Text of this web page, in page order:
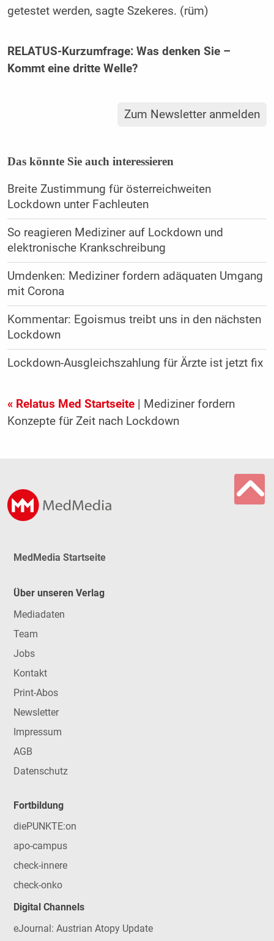
getestet werden, sagte Szekeres. (rüm)
RELATUS-Kurzumfrage: Was denken Sie –
Kommt eine dritte Welle?
Zum Newsletter anmelden
Das könnte Sie auch interessieren
Breite Zustimmung für österreichweiten
Lockdown unter Fachleuten
So reagieren Mediziner auf Lockdown und
elektronische Krankschreibung
Umdenken: Mediziner fordern adäquaten Umgang
mit Corona
Kommentar: Egoismus treibt uns in den nächsten
Lockdown
Lockdown-Ausgleichszahlung für Ärzte ist jetzt fix
« Relatus Med Startseite| Mediziner fordern
Konzepte für Zeit nach Lockdown
MedMedia Startseite
Über unseren Verlag
Mediadaten
Team
Jobs
Kontakt
Print-Abos
Newsletter
Impressum
AGB
Datenschutz
Fortbildung
diePUNKTE:on
apo-campus
check-innere
check-onko
Digital Channels
eJournal: Austrian Atopy Update